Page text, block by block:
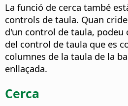
La funció de cerca també
controls de taula. Quan
d'un control de taula, podeu
del control de taula que es
columnes de la taula de la
enllaçada.
Cerca